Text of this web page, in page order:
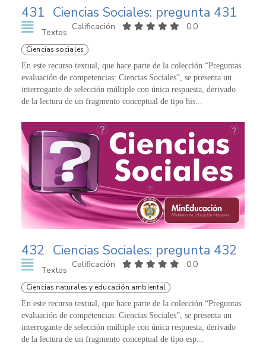
431 Ciencias Sociales: pregunta 431
Textos
Calificación 0,0
Ciencias sociales
En este recurso textual, que hace parte de la colección “Preguntas
evaluación de competencias: Ciencias Sociales”, se presenta un
interrogante de selección múltiple con única respuesta, derivado
de la lectura de un fragmento conceptual de tipo his...
432 Ciencias Sociales: pregunta 432
Textos
Calificación 0,0
Ciencias naturales y educación ambiental
En este recurso textual, que hace parte de la colección “Preguntas
evaluación de competencias: Ciencias Sociales”, se presenta un
interrogante de selección múltiple con única respuesta, derivado
de la lectura de un fragmento conceptual de tipo esp...